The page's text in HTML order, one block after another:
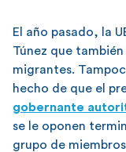
El año pasado, la
Túnez que
migrantes.
hecho de que el
gobernante
se le oponen
grupo de